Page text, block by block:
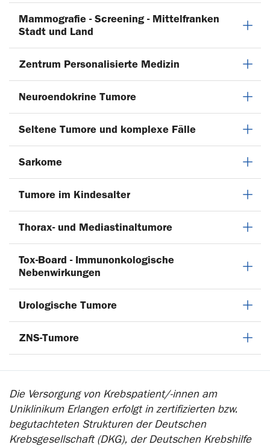
Mammografie - Screening - Mittelfranken
Stadt und Land
Zentrum Personalisierte Medizin
Neuroendokrine Tumore
Seltene Tumore und komplexe Fälle
Sarkome
Tumore im Kindesalter
Thorax- und Mediastinaltumore
Tox-Board - Immunonkologische
Nebenwirkungen
Urologische Tumore
ZNS-Tumore
Die Versorgung von Krebspatient/-innen am
Uniklinikum Erlangen erfolgt in zertifizierten bzw.
begutachteten Strukturen der Deutschen
Krebsgesellschaft (DKG), der Deutschen Krebshilfe